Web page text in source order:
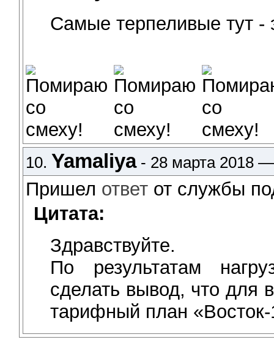
Самые терпеливые тут -
10. Yamaliya- 28 марта 2018
Пришел ответ от службы
Цитата:
Здравствуйте.
По результатам
сделать вывод, что для
тарифный план